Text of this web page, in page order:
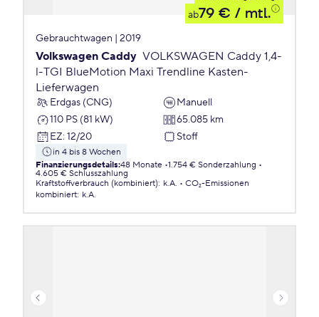
ab79 € / mtl.
Gebrauchtwagen | 2019
Volkswagen Caddy VOLKSWAGEN Caddy 1,4-
l-TGI BlueMotion Maxi Trendline Kasten-
Lieferwagen
Erdgas (CNG)
Manuell
110 PS (81 kW)
65.085 km
EZ: 12/20 Stoff
in 4 bis 8 Wochen
Finanzierungsdetails:48 Monate 1.754 € Sonderzahlung
4.605 € Schlusszahlung
Kraftstoffverbrauch (kombiniert): k.A.
CO₂-Emissionen
kombiniert: k.A.